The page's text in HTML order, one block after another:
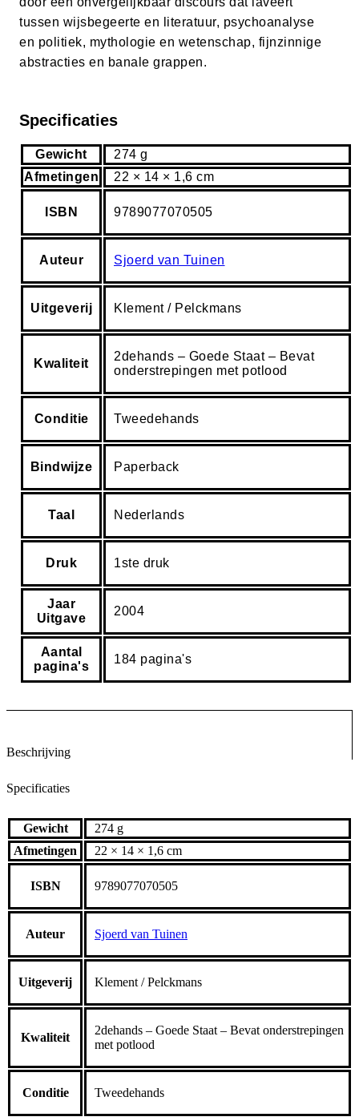
tussen wijsbegeerte en literatuur, psychoanalyse
en politiek, mythologie en wetenschap, fijnzinnige
abstracties en banale grappen.
Specificaties
Gewicht
274 g
Afmetingen
22 × 14 × 1,6 cm
ISBN 9789077070505
Auteur Sjoerd van Tuinen
Uitgeverij Klement / Pelckmans
Kwaliteit
2dehands – Goede Staat – Bevat
onderstrepingen met potlood
Conditie Tweedehands
Bindwijze Paperback
Taal Nederlands
Druk 1ste druk
Jaar
Uitgave
2004
Aantal
pagina's
184 pagina's
Beschrijving
Specificaties
Gewicht
274 g
Afmetingen
22 × 14 × 1,6 cm
ISBN 9789077070505
Auteur Sjoerd van Tuinen
Uitgeverij Klement / Pelckmans
Kwaliteit
2dehands – Goede Staat – Bevat onderstrepingen
met potlood
Conditie Tweedehands